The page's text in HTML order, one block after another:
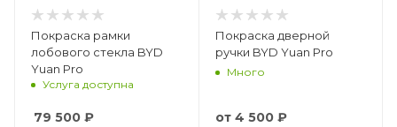
Покраска рамки
лобового стекла BYD
Yuan Pro
Услуга доступна
79 500 ₽
Покраска дверной
ручки BYD Yuan Pro
Много
от 4 500 ₽